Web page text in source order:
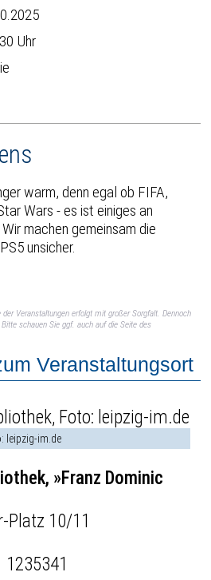
Uhr
warm, denn egal ob FIFA,
Wars - es ist einiges an
machen gemeinsam die
unsicher.
der Veranstaltungen erfolgt mit großer Sorgfalt. Dennoch
schauen Sie ggf. auch auf die Seite des
Veranstaltungsort
leipzig-im.de
»Franz Dominic
Platz 10/11
1235341